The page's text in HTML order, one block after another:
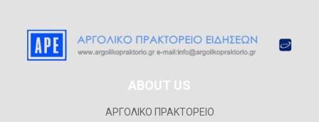
ABOUT US
ΑΡΓΟΛΙΚΟ ΠΡΑΚΤΟΡΕΙΟ